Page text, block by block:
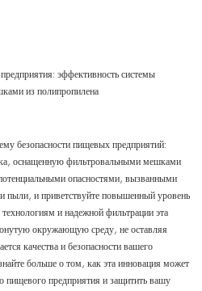
эффективность системы
из полипропилена
безопасности пищевых предприятий:
оснащенную фильтровальными мешками
опасностями, вызванными
пыли, и приветствуйте повышенный уровень
и надежной фильтрации эта
окружающую среду, не оставляя
качества и безопасности вашего
больше о том, как эта инновация может
пищевого предприятия и защитить вашу